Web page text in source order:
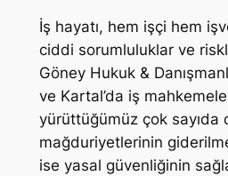
İş hayatı, hem işçi hem
ciddi sorumluluklar ve
Göney Hukuk &
ve Kartal’da iş
yürüttüğümüz çok sayıda
mağduriyetlerinin
ise yasal güvenliğinin